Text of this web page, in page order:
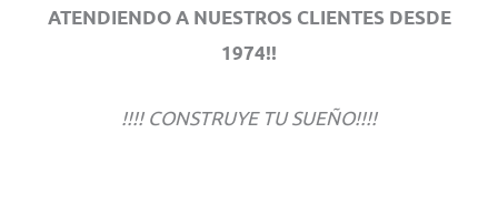
ATENDIENDO A NUESTROS CLIENTES DESDE
1974!!
!!!! CONSTRUYE TU SUEÑO!!!!